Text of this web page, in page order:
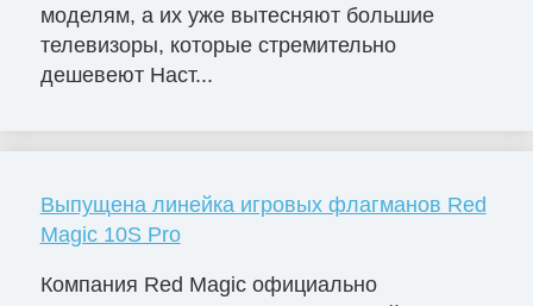
моделям, а их уже вытесняют большие
телевизоры, которые стремительно
дешевеют Наст...
Выпущена линейка игровых флагманов Red
Magic 10S Pro
Компания Red Magic официально